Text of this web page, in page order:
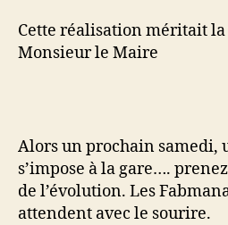
Cette réalisation méritait
Monsieur le Maire
Alors un prochain samedi,
s’impose à la gare….
de l’évolution. Les
attendent avec le sourire.